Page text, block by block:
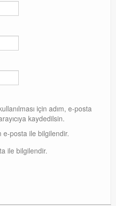
için adım, e-posta
kaydedilsin.
e-posta ile bilgilendir.
ile bilgilendir.